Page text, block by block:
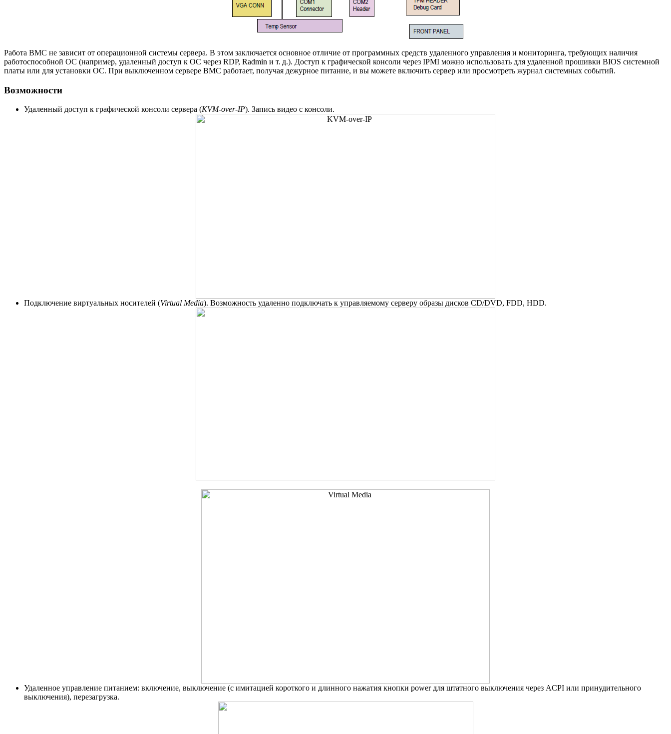
Работа BMC не зависит от операционной системы сервера. В этом заключается основное отличие от программных средств удаленного управления и мониторинга, требующих наличия
работоспособной ОС (например, удаленный доступ к ОС через RDP, Radmin и т. д.). Доступ к графической консоли через IPMI можно использовать для удаленной прошивки BIOS системной
платы или для установки ОС. При выключенном сервере BMC работает, получая дежурное питание, и вы можете включить сервер или просмотреть журнал системных событий.
Возможности
Удаленный доступ к графической консоли сервера (KVM-over-IP). Запись видео с консоли.
Подключение виртуальных носителей (Virtual Media). Возможность удаленно подключать к управляемому серверу образы дисков CD/DVD, FDD, HDD.
Удаленное управление питанием: включение, выключение (с имитацией короткого и длинного нажатия кнопки power для штатного выключения через ACPI или принудительного
выключения), перезагрузка.